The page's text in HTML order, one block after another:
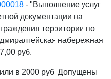
- "Выполнение услуг
документации на
территории по
набережная
руб.
в 2000 руб. Допущены